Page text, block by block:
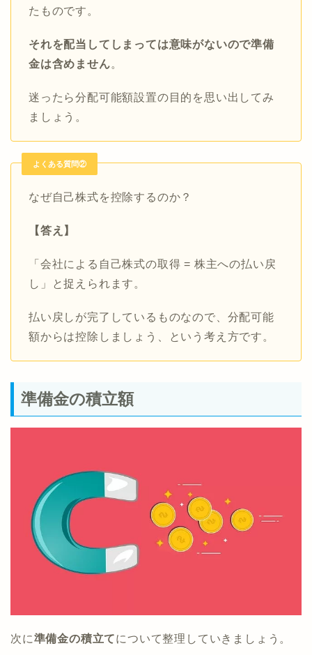
たものです。
それを配当してしまっては意味がないので準備
金は含めません。
迷ったら分配可能額設置の目的を思い出してみ
ましょう。
よくある質問②
なぜ自己株式を控除するのか？
【答え】
「会社による自己株式の取得 = 株主への払い戻
し」と捉えられます。
払い戻しが完了しているものなので、分配可能
額からは控除しましょう、という考え方です。
準備金の積立額
次に準備金の積立てについて整理していきましょう。